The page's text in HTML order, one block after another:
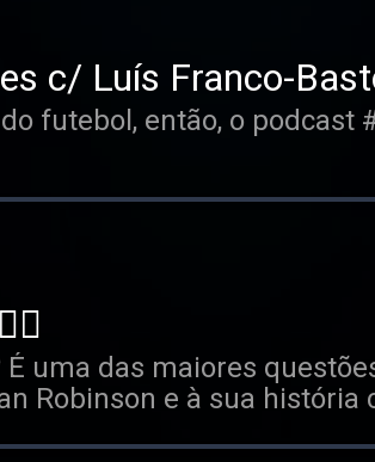
c/ Luís Franco-
futebol, então, o podcast
uma das maiores
Robinson e à sua história
foi a única fez que